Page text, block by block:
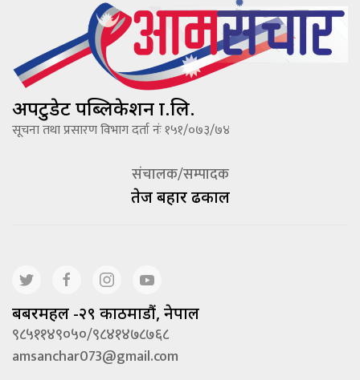
अपटुडेट पब्लिकेशन प्रा.लि.
सूचना तथा प्रसारण विभाग दर्ता नंः १५१/०७३/७४
संचालक/सम्पादक
तेज बहादूर ढकाल
बबरमहल -२९ काठमाडौं, नेपाल
९८५११४९०५०/९८४१४७८७६८
amsanchar073@gmail.com